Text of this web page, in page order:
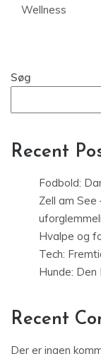
Wellness
Søg
Recent
Fodbold:
Zell am
Hvalpe og
Tech:
Hunde: Den
Recent
Der er ingen